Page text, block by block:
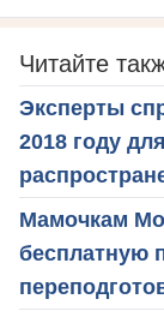
Читайте
Эксперты
2018 году
Мамочкам
бесплатную